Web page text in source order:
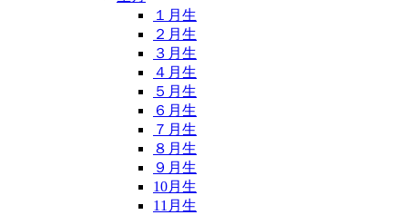
１月生
２月生
３月生
４月生
５月生
６月生
７月生
８月生
９月生
10月生
11月生